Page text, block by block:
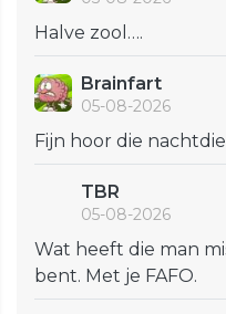
Halve zool….
Brainfart
05-08-2026
Fijn hoor die
TBR
05-08-2026
Wat heeft die man
bent. Met je FAFO.